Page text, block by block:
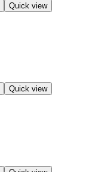
Quick view
Quick view